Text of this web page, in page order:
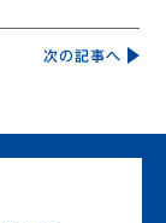
次の記事へ